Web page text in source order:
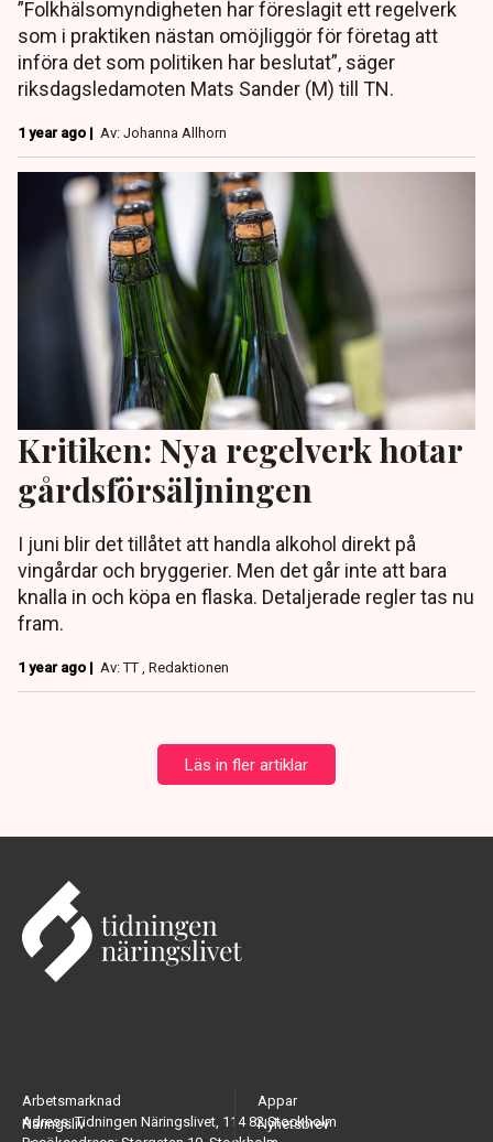
”Folkhälsomyndigheten har föreslagit ett regelverk
som i praktiken nästan omöjliggör för företag att
införa det som politiken har beslutat”, säger
riksdagsledamoten Mats Sander (M) till TN.
1 year ago | Av: Johanna Allhorn
Kritiken: Nya regelverk hotar
gårdsförsäljningen
I juni blir det tillåtet att handla alkohol direkt på
vingårdar och bryggerier. Men det går inte att bara
knalla in och köpa en flaska. Detaljerade regler tas nu
fram.
1 year ago | Av: TT , Redaktionen
Läs in fler artiklar
Adress: Tidningen Näringslivet, 114 82 Stockholm
Arbetsmarknad
Näringsliv
Appar
Nyhetsbrev